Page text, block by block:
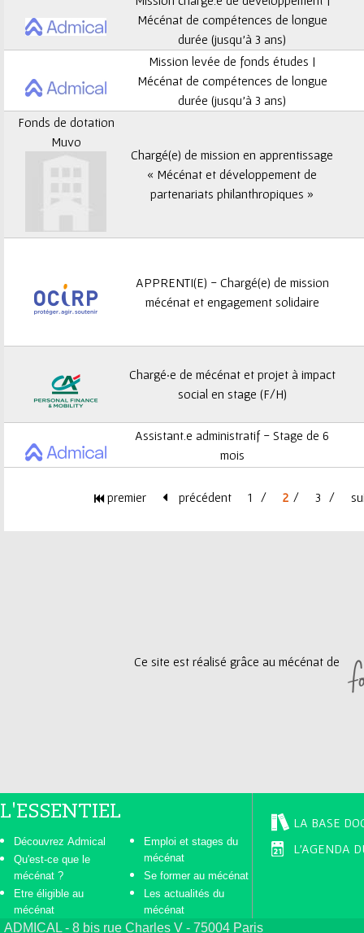
i
Mécénat de compétences de longue
durée (jusqu’à 3 ans)
Mission levée de fonds études |
Mécénat de compétences de longue
durée (jusqu’à 3 ans)
Fonds de dotation
Muvo
Chargé(e) de mission en apprentissage
« Mécénat et développement de
partenariats philanthropiques »
APPRENTI(E) - Chargé(e) de mission
mécénat et engagement solidaire
Chargé·e de mécénat et projet à impact
social en stage (F/H)
Assistant.e administratif - Stage de 6
mois
premier précédent 1 2 3
Ce site est réalisé grâce au mécénat de
L'ESSENTIEL
Découvrez Admical
Qu'est-ce que le
mécénat ?
Etre éligible au
mécénat
Emploi et stages du
mécénat
Se former au mécénat
Les actualités du
mécénat
LA BASE
L'AGENDA
ADMICAL - 8 bis rue Charles V - 75004 Paris